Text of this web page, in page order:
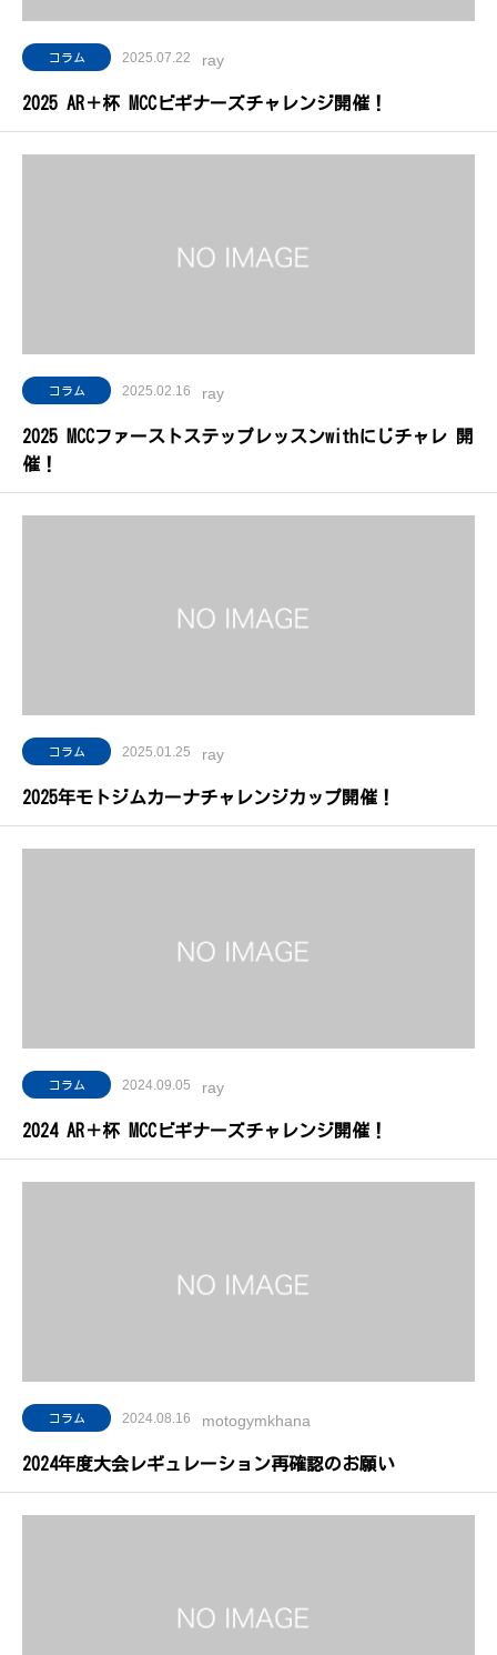
コラム 2025.07.22 ray
2025 AR＋杯 MCCビギナーズチャレンジ開催！
コラム 2025.02.16 ray
2025 MCCファーストステップレッスンwithにじチャレ 開
催！
コラム 2025.01.25 ray
2025年モトジムカーナチャレンジカップ開催！
コラム 2024.09.05 ray
2024 AR＋杯 MCCビギナーズチャレンジ開催！
コラム 2024.08.16 motogymkhana
2024年度大会レギュレーション再確認のお願い